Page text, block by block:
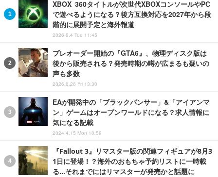
XBOX 360タイトルが次世代XBOXコンソールやPC
で遊べるようになる？後方互換対応を2027年から段
階的に展開予定と海外報道
2026.8.4 Tue 11:45
プレオーダー開始の『GTA6』、物理ディスク版は
後から販売される？発売時期の噂が広まるも疑いの
声も多数
2026.6.26 Fri 13:30
EAが開発中の「ブラックパンサー」&「アイアンマ
ン」ゲームはオープンワールドになる？求人情報に
気になる記載
2024.4.15 Mon 10:59
『Fallout 3』リマスター版の関連フィギュアが8月3
1日に登場！？海外のおもちゃ予約リストに一時載
る…それまでにはリマスターが発売かと話題に